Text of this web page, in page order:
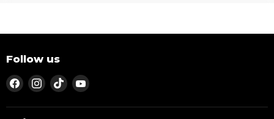
Follow us
Find
us
on
Find
us
on
Find
us
on
Find
on